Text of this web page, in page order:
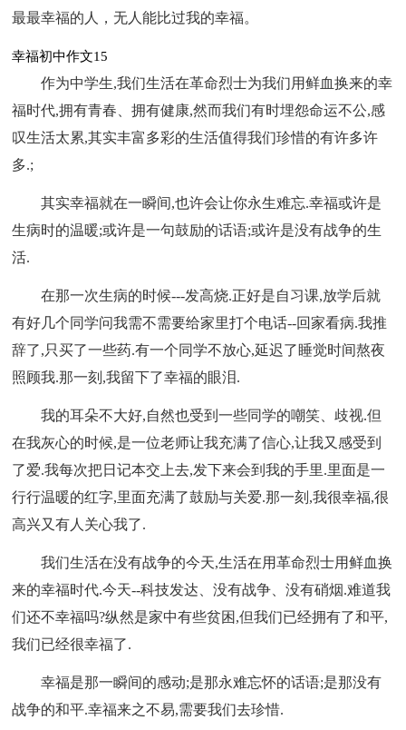
最最幸福的人，无人能比过我的幸福。
幸福初中作文15
作为中学生,我们生活在革命烈士为我们用鲜血换来的幸
福时代,拥有青春、拥有健康,然而我们有时埋怨命运不公,感
叹生活太累,其实丰富多彩的生活值得我们珍惜的有许多许
多.;
其实幸福就在一瞬间,也许会让你永生难忘.幸福或许是
生病时的温暖;或许是一句鼓励的话语;或许是没有战争的生
活.
在那一次生病的时候---发高烧.正好是自习课,放学后就
有好几个同学问我需不需要给家里打个电话--回家看病.我推
辞了,只买了一些药.有一个同学不放心,延迟了睡觉时间熬夜
照顾我.那一刻,我留下了幸福的眼泪.
我的耳朵不大好,自然也受到一些同学的嘲笑、歧视.但
在我灰心的时候,是一位老师让我充满了信心,让我又感受到
了爱.我每次把日记本交上去,发下来会到我的手里.里面是一
行行温暖的红字,里面充满了鼓励与关爱.那一刻,我很幸福,很
高兴又有人关心我了.
我们生活在没有战争的今天,生活在用革命烈士用鲜血换
来的幸福时代.今天--科技发达、没有战争、没有硝烟.难道我
们还不幸福吗?纵然是家中有些贫困,但我们已经拥有了和平,
我们已经很幸福了.
幸福是那一瞬间的感动;是那永难忘怀的话语;是那没有
战争的和平.幸福来之不易,需要我们去珍惜.